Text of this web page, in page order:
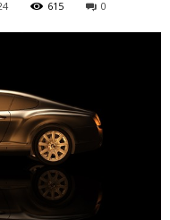
615 0